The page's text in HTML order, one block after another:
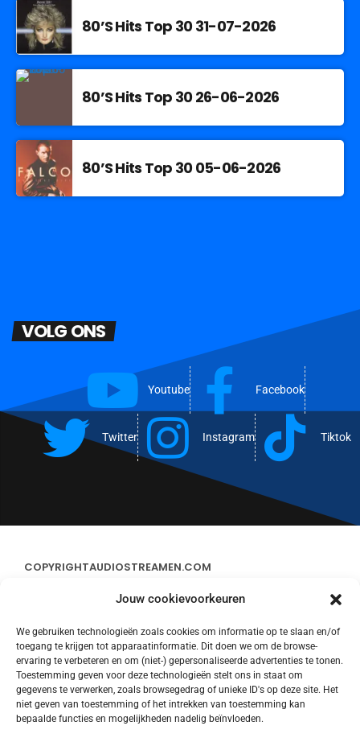
Jouw cookievoorkeuren
We gebruiken technologieën zoals cookies om informatie op te slaan en/of
toegang te krijgen tot apparaatinformatie. Dit doen we om de browse-
ervaring te verbeteren en om (niet-) gepersonaliseerde advertenties te tonen.
Toestemming geven voor deze technologieën stelt ons in staat om
gegevens te verwerken, zoals browsegedrag of unieke ID's op deze site. Het
niet geven van toestemming of het intrekken van toestemming kan
bepaalde functies en mogelijkheden nadelig beïnvloeden.
80’S Hits Top 30 31-07-2026
80’S Hits Top 30 26-06-2026
80’S Hits Top 30 05-06-2026
VOLG ONS
Youtube Facebook
Twitter Instagram Tiktok
COPYRIGHTAUDIOSTREAMEN.COM
CONTACT
STREAMS